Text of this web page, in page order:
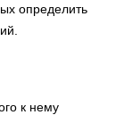
определить
к нему